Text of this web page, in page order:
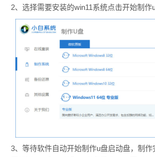
2、选择需要安装的win11系统点击开始制作u
3、等待软件自动开始制作u盘启动盘，制作